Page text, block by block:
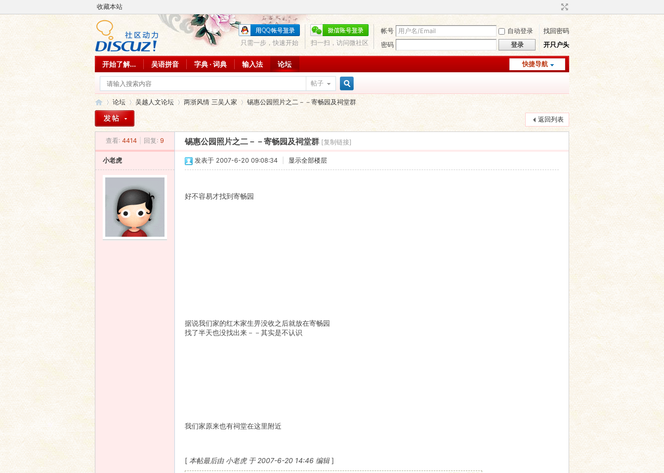
收藏本站
帐号 自动登录
找回密码
密码
登录 开只户头
扫一扫，访问微社区
只需一步，快速开始
快捷导航
开始了解... 吴语拼音 字典 · 词典 输入法 论坛
帖子
搜
索
»
论坛
›
吴越人文论坛 两浙风情 三吴人家
›
锡惠公园照片之二－－寄畅园及祠堂群
返回列表
查看: 4414 回复: 9 锡惠公园照片之二－－寄畅园及祠堂群 [复制链接]
小老虎 发表于 2007-6-20 09:08:34 显示全部楼层
好不容易才找到寄畅园
据说我们家的红木家生畀没收之后就放在寄畅园
找了半天也没找出来－－其实是不认识
我们家原来也有祠堂在这里附近
[ 本帖最后由 小老虎 于 2007-6-20 14:46 编辑]